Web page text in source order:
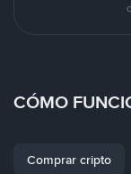
CÓMO
Comprar cripto